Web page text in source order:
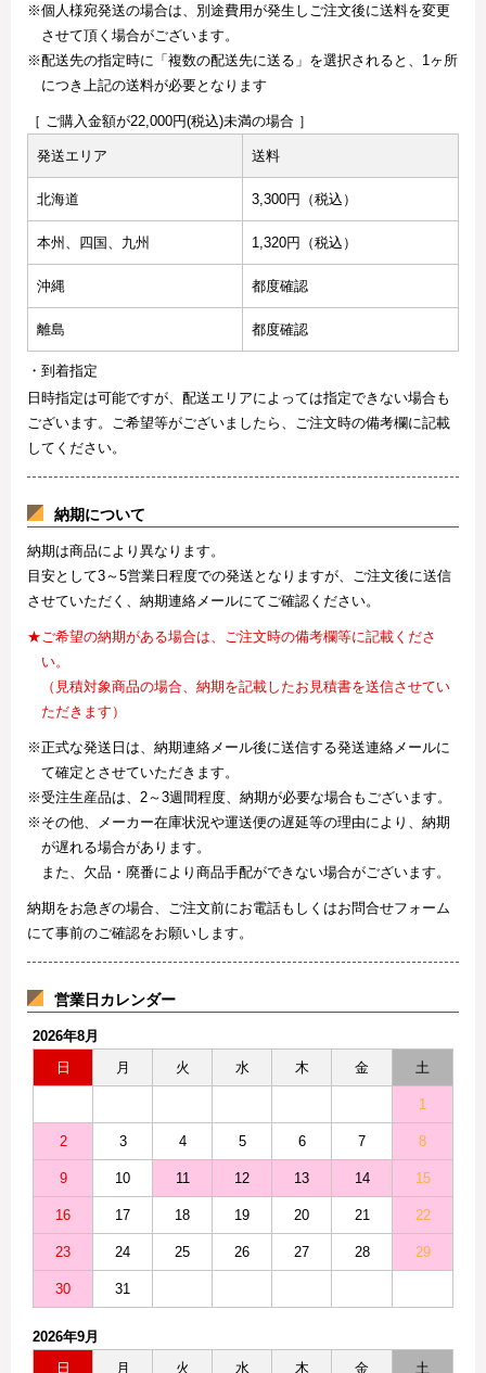
※個人様宛発送の場合は、別途費用が発生しご注文後に送料を変更
させて頂く場合がございます。
※配送先の指定時に「複数の配送先に送る」を選択されると、1ヶ所
につき上記の送料が必要となります
［ ご購入金額が22,000円(税込)未満の場合 ］
発送エリア 送料
北海道 3,300円（税込）
本州、四国、九州 1,320円（税込）
沖縄 都度確認
離島 都度確認
・到着指定
日時指定は可能ですが、配送エリアによっては指定できない場合も
ございます。ご希望等がございましたら、ご注文時の備考欄に記載
してください。
納期について
納期は商品により異なります。
目安として3～5営業日程度での発送となりますが、ご注文後に送信
させていただく、納期連絡メールにてご確認ください。
★ご希望の納期がある場合は、ご注文時の備考欄等に記載くださ
い。
（見積対象商品の場合、納期を記載したお見積書を送信させてい
ただきます）
※正式な発送日は、納期連絡メール後に送信する発送連絡メールに
て確定とさせていただきます。
※受注生産品は、2～3週間程度、納期が必要な場合もございます。
※その他、メーカー在庫状況や運送便の遅延等の理由により、納期
が遅れる場合があります。
また、欠品・廃番により商品手配ができない場合がございます。
納期をお急ぎの場合、ご注文前にお電話もしくはお問合せフォーム
にて事前のご確認をお願いします。
営業日カレンダー
2026年8月
日
月 火 水 木 金 土
1
2 3 4 5 6 7 8
9 10 11 12 13 14 15
16 17 18 19 20 21 22
23 24 25 26 27 28 29
30 31
2026年9月
日
月 火 水 木 金 土